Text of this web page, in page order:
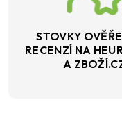
STOVKY
RECENZÍ NA
A